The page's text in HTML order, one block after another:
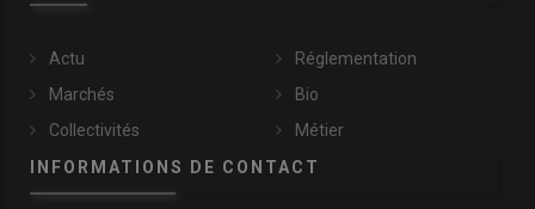
Actu
Marchés
Collectivités
Réglementation
Bio
Métier
INFORMATIONS DE CONTACT